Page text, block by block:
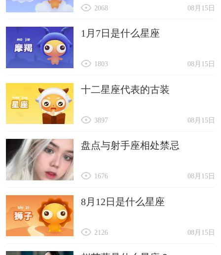
08月15日
2068
1月7日是什么星座
08月15日
1803
十二星座代表的古装
08月15日
3897
盘点与射手座相处禁忌
08月15日
1676
8月12日是什么星座
08月15日
2126